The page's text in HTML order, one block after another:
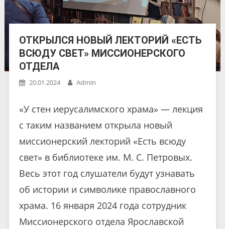
ОТКРЫЛСЯ НОВЫЙ ЛЕКТОРИЙ «ЕСТЬ
ВСЮДУ СВЕТ» МИССИОНЕРСКОГО
ОТДЕЛА
20.01.2024 Admin
«У стен иерусалимского храма» — лекция
с таким названием открыла новый
миссионерский лекторий «Есть всюду
свет» в библиотеке им. М. С. Петровых.
Весь этот год слушатели будут узнавать
об истории и символике православного
храма. 16 января 2024 года сотрудник
Миссионерского отдела Ярославской